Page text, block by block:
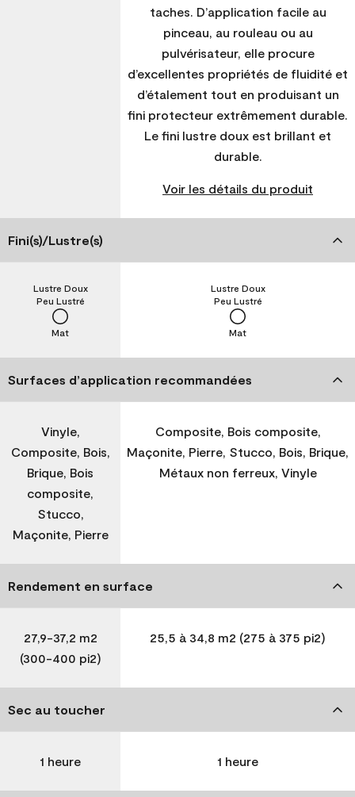
taches. D’application facile au
pinceau, au rouleau ou au
pulvérisateur, elle procure
d’excellentes propriétés de fluidité et
d’étalement tout en produisant un
fini protecteur extrêmement durable.
Le fini lustre doux est brillant et
durable.
Voir les détails du produit
Fini(s)/Lustre(s)
Mat
Peu Lustré
Lustre Doux
Mat
Peu Lustré
Lustre Doux
Surfaces d’application recommandées
Vinyle,
Composite, Bois,
Brique, Bois
composite,
Stucco,
Maçonite, Pierre
Composite, Bois composite,
Maçonite, Pierre, Stucco, Bois, Brique,
Métaux non ferreux, Vinyle
Rendement en surface
27,9-37,2 m2
(300-400 pi2)
25,5 à 34,8 m2 (275 à 375 pi2)
Sec au toucher
1 heure 1 heure